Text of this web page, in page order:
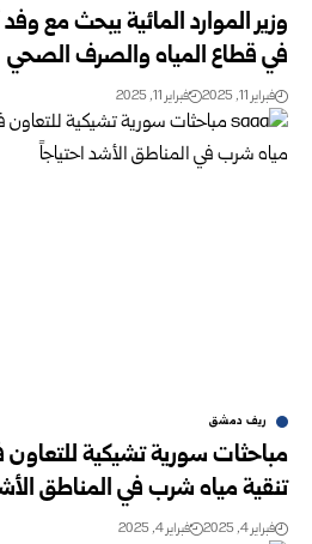
وزير الموارد المائية يبحث مع
في قطاع المياه والصرف الصحي
فبراير 11, 2025 فبراير 11, 2025
ريف دمشق
مباحثات سورية تشيكية
تنقية مياه ‏شرب في المناطق
فبراير 4, 2025 فبراير 4, 2025